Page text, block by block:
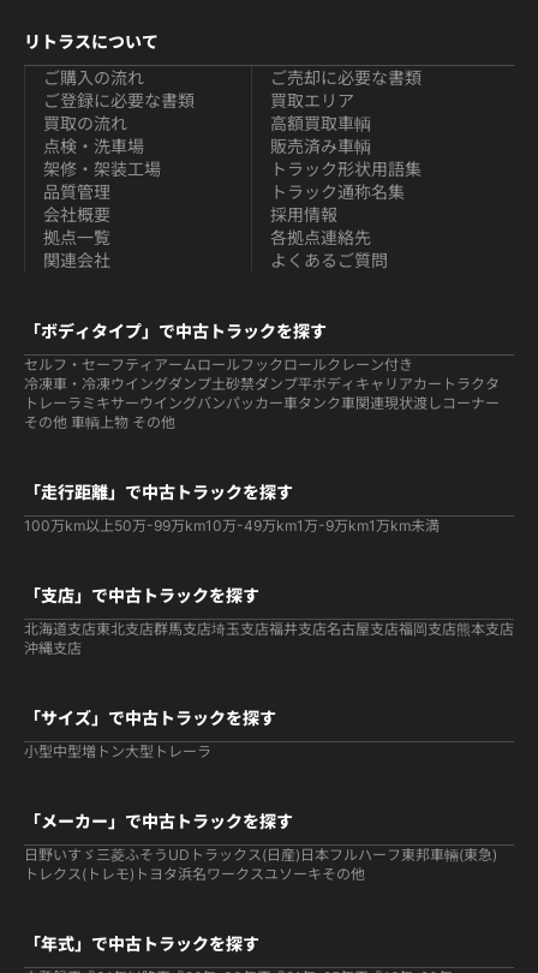
リトラスについて
ご購入の流れ
ご登録に必要な書類
買取の流れ
ご売却に必要な書類
買取エリア
高額買取車輌
点検・洗車場
架修・架装工場
品質管理
販売済み車輌
トラック形状用語集
トラック通称名集
会社概要
拠点一覧
関連会社
採用情報
各拠点連絡先
よくあるご質問
「ボディタイプ」で中古トラックを探す
セルフ・セーフティ アームロールフックロールクレーン付き
冷凍車・冷凍ウイングダンプ土砂禁ダンプ平ボディ キャリアカー トラクタ
トレーラ ミキサーウイングバンパッカー車タンク車関連現状渡しコーナー
その他 車輌上物 その他
「走行距離」で中古トラックを探す
100万km以上50万-99万km10万-49万km1万-9万km1万km未満
「支店」で中古トラックを探す
北海道支店東北支店群馬支店埼玉支店福井支店名古屋支店福岡支店熊本支店
沖縄支店
「サイズ」で中古トラックを探す
小型中型増トン大型 トレーラ
「メーカー」で中古トラックを探す
日野いすゞ 三菱ふそう UDトラックス(日産) 日本フルハーフ 東邦車輛(東急)
トレクス(トレモ) トヨタ浜名ワークスユソーキその他
「年式」で中古トラックを探す